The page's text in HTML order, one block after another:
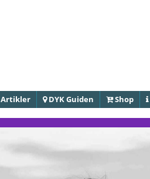
Artikler DYK Guiden Shop